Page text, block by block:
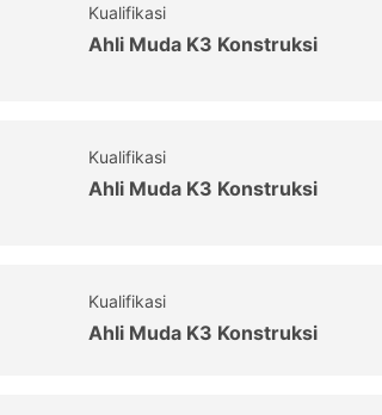
Kualifikasi
Ahli Muda K3 Konstruksi
Kualifikasi
Ahli Muda K3 Konstruksi
Kualifikasi
Ahli Muda K3 Konstruksi